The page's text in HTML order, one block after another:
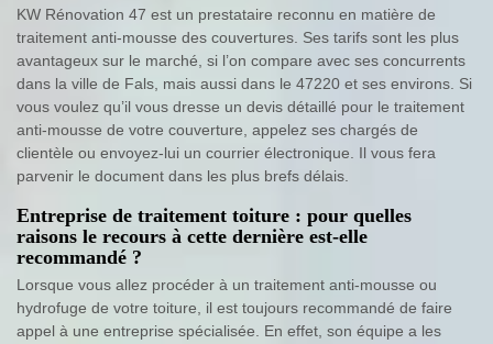
KW Rénovation 47 est un prestataire reconnu en matière de
traitement anti-mousse des couvertures. Ses tarifs sont les plus
avantageux sur le marché, si l’on compare avec ses concurrents
dans la ville de Fals, mais aussi dans le 47220 et ses environs. Si
vous voulez qu’il vous dresse un devis détaillé pour le traitement
anti-mousse de votre couverture, appelez ses chargés de
clientèle ou envoyez-lui un courrier électronique. Il vous fera
parvenir le document dans les plus brefs délais.
Entreprise de traitement toiture : pour quelles
raisons le recours à cette dernière est-elle
recommandé ?
Lorsque vous allez procéder à un traitement anti-mousse ou
hydrofuge de votre toiture, il est toujours recommandé de faire
appel à une entreprise spécialisée. En effet, son équipe a les